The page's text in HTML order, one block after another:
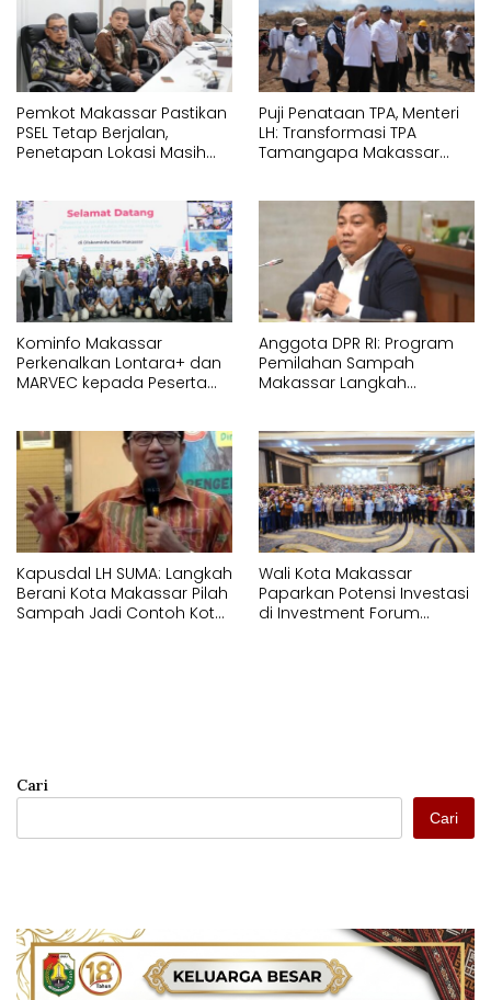
Pemkot Makassar Pastikan
PSEL Tetap Berjalan,
Penetapan Lokasi Masih
Puji Penataan TPA, Menteri
LH: Transformasi TPA
Tamangapa Makassar
Kominfo Makassar
Perkenalkan Lontara+ dan
MARVEC kepada Peserta
Anggota DPR RI: Program
Pemilahan Sampah
Makassar Langkah
Kapusdal LH SUMA: Langkah
Berani Kota Makassar Pilah
Sampah Jadi Contoh Kota
Wali Kota Makassar
Paparkan Potensi Investasi
di Investment Forum
Cari
Cari